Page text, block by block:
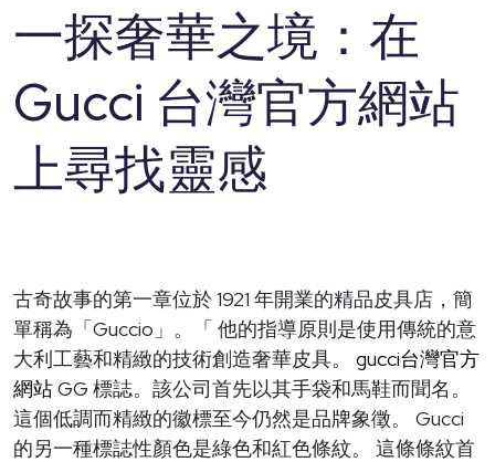
一探奢華之境：在
Gucci 台灣官方網站
上尋找靈感
古奇故事的第一章位於 1921 年開業的精品皮具店，簡
單稱為「Guccio」。「 他的指導原則是使用傳統的意
大利工藝和精緻的技術創造奢華皮具。 gucci台灣官方
網站GG 標誌。該公司首先以其手袋和馬鞋而聞名。
這個低調而精緻的徽標至今仍然是品牌象徵。 Gucci
的另一種標誌性顏色是綠色和紅色條紋。 這條條紋首